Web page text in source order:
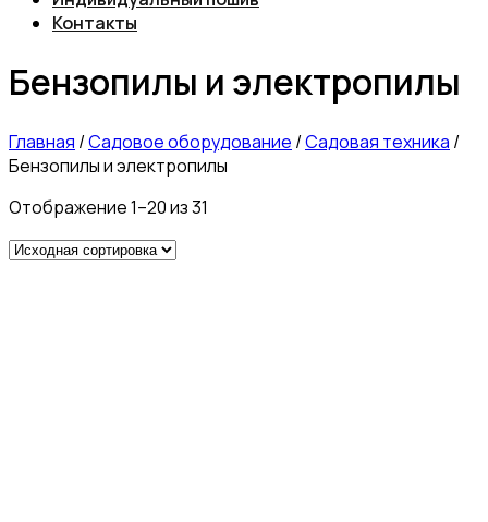
Контакты
Бензопилы и электропилы
Главная /Садовое оборудование /Садовая техника /
Бензопилы и электропилы
Отображение 1–20 из 31